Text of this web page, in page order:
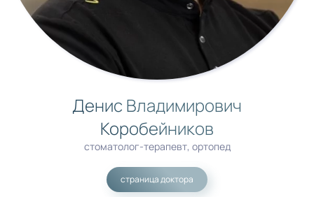
Денис Владимирович
Коробейников
стоматолог-терапевт, ортопед
страница доктора